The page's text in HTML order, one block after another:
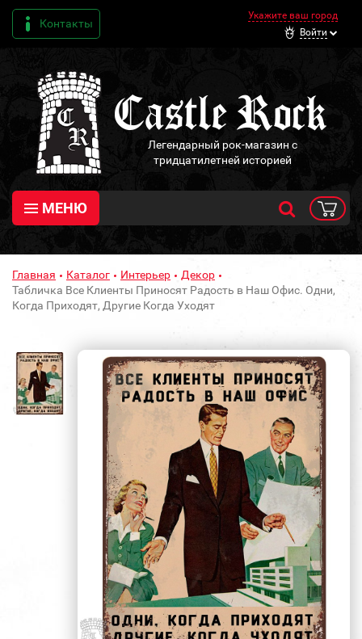
Контакты
Укажите ваш город
Войти
Легендарный рок-магазин с
тридцатилетней историей
МЕНЮ
Главная Каталог Интерьер
Декор
Табличка Все Клиенты Приносят Радость в Наш Офис. Одни,
Когда Приходят, Другие Когда Уходят